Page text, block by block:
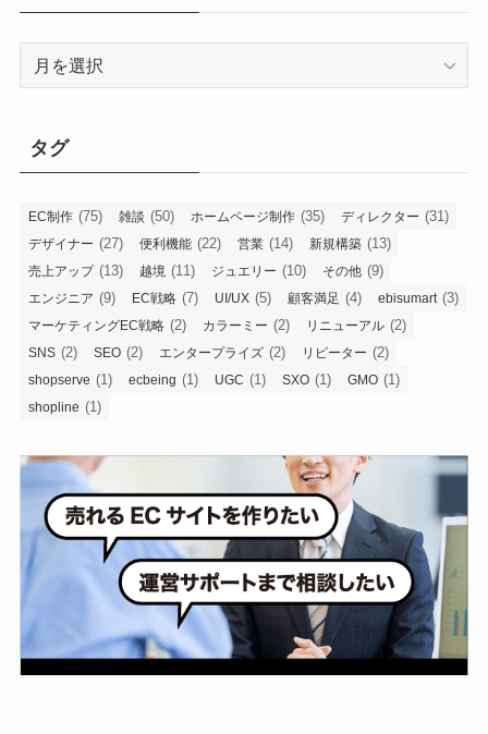
ブ
タグ
EC制作 (75) 雑談 (50) ホームページ制作 (35) ディレクター (31)
デザイナー (27) 便利機能 (22) 営業 (14) 新規構築 (13)
売上アップ(13) 越境 (11) ジュエリー (10) その他 (9)
エンジニア (9) EC戦略 (7) UI/UX (5) 顧客満足 (4) ebisumart (3)
マーケティングEC戦略 (2) カラーミー (2) リニューアル (2)
SNS (2) SEO (2) エンタープライズ (2) リピーター (2)
shopserve (1) ecbeing (1) UGC (1) SXO (1) GMO (1)
shopline (1)